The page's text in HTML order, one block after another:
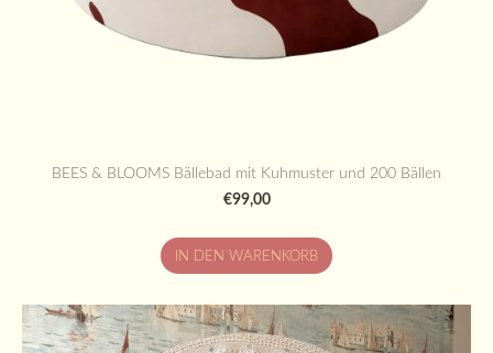
BEES & BLOOMS Bällebad mit Kuhmuster und 200 Bällen
€99,00
IN DEN WARENKORB